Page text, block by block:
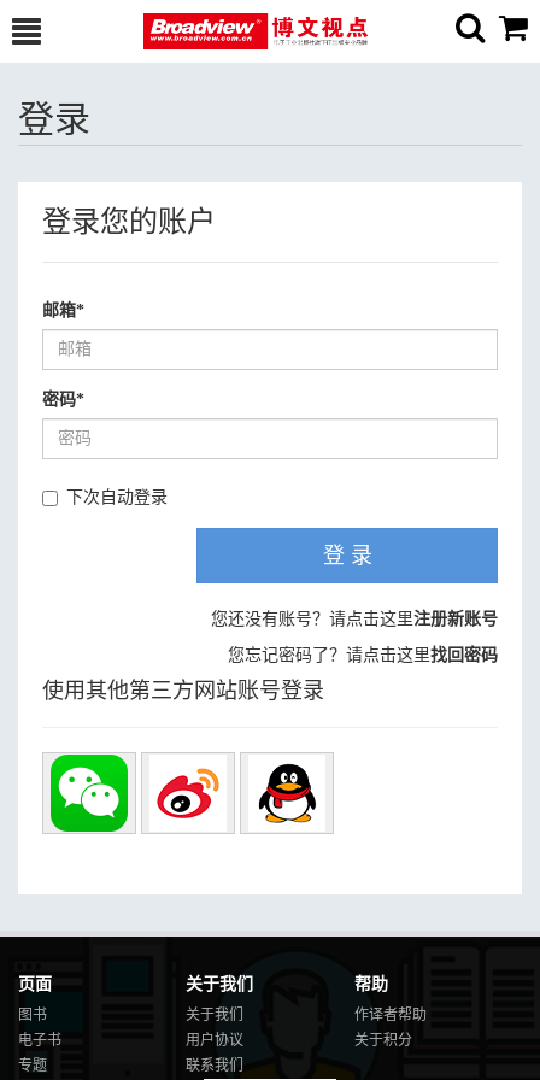
登录
登录您的账户
邮箱*
密码*
下次自动登录
登 录
您还没有账号？请点击这里注册新账号
您忘记密码了？请点击这里找回密码
使用其他第三方网站账号登录
页面
图书
电子书
专题
关于我们
关于我们
用户协议
联系我们
帮助
作译者帮助
关于积分